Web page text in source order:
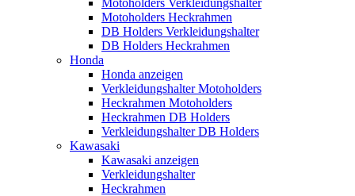
Motoholders Verkleidungshalter
Motoholders Heckrahmen
DB Holders Verkleidungshalter
DB Holders Heckrahmen
Honda
Honda anzeigen
Verkleidungshalter Motoholders
Heckrahmen Motoholders
Heckrahmen DB Holders
Verkleidungshalter DB Holders
Kawasaki
Kawasaki anzeigen
Verkleidungshalter
Heckrahmen